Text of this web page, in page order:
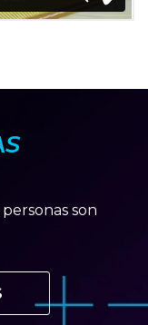
son